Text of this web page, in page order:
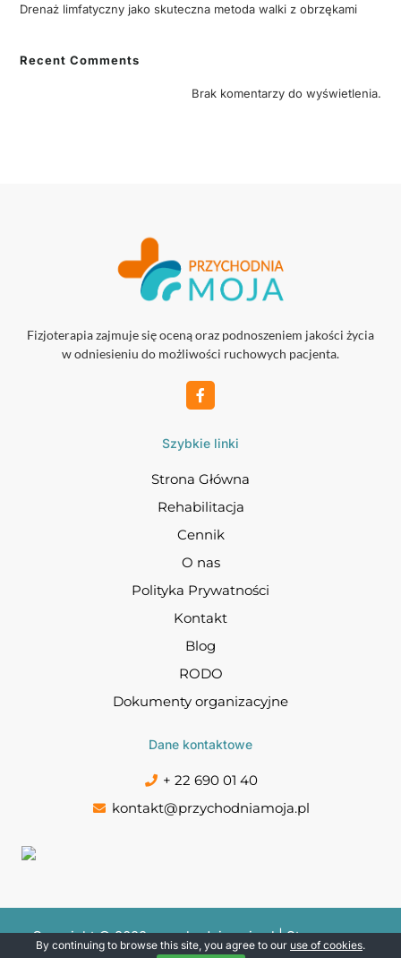
Drenaż limfatyczny jako skuteczna metoda walki z obrzękami
Recent Comments
Brak komentarzy do wyświetlenia.
Fizjoterapia zajmuje się oceną oraz podnoszeniem jakości życia
w odniesieniu do możliwości ruchowych pacjenta.
Szybkie linki
Strona Główna
Rehabilitacja
Cennik
O nas
Polityka Prywatności
Kontakt
Blog
RODO
Dokumenty organizacyjne
Dane kontaktowe
+ 22 690 01 40
kontakt@przychodniamoja.pl
Copyright © 2022 przychodniamoja.pl | Stworzone w
ramachAtwi.pl
By continuing to browse this site, you agree to our use of cookies.